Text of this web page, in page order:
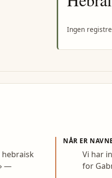
Ingen
—
NÅR ER
Vi har
for